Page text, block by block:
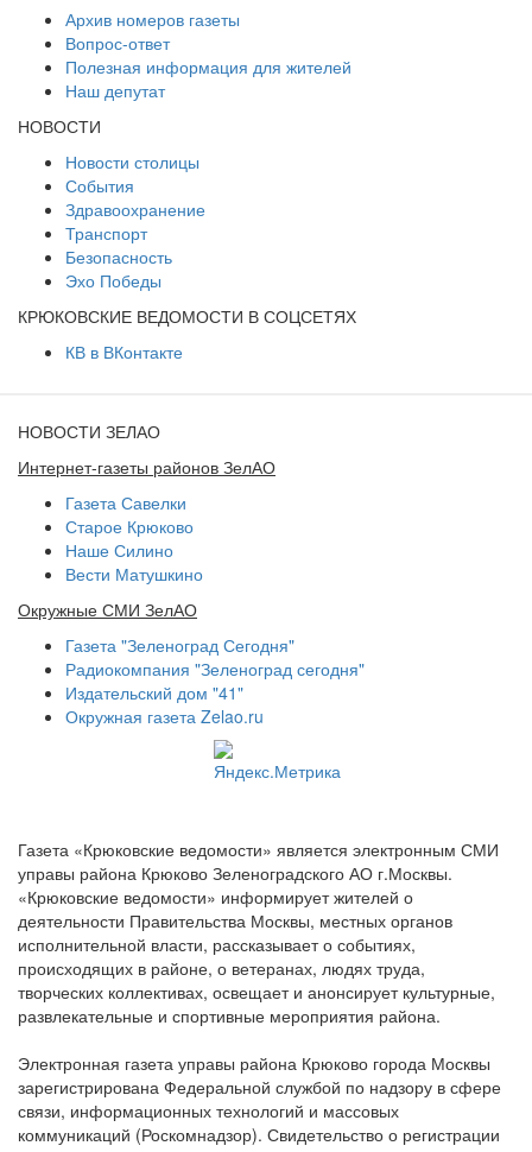
Архив номеров газеты
Вопрос-ответ
Полезная информация для жителей
Наш депутат
НОВОСТИ
Новости столицы
События
Здравоохранение
Транспорт
Безопасность
Эхо Победы
КРЮКОВСКИЕ ВЕДОМОСТИ В СОЦСЕТЯХ
КВ в ВКонтакте
НОВОСТИ ЗЕЛАО
Интернет-газеты районов ЗелАО
Газета Савелки
Старое Крюково
Наше Силино
Вести Матушкино
Окружные СМИ ЗелАО
Газета "Зеленоград Сегодня"
Радиокомпания "Зеленоград сегодня"
Издательский дом "41"
Окружная газета Zelao.ru
Газета «Крюковские ведомости» является электронным СМИ
управы района Крюково Зеленоградского АО г.Москвы.
«Крюковские ведомости» информирует жителей о
деятельности Правительства Москвы, местных органов
исполнительной власти, рассказывает о событиях,
происходящих в районе, о ветеранах, людях труда,
творческих коллективах, освещает и анонсирует культурные,
развлекательные и спортивные мероприятия района.
Электронная газета управы района Крюково города Москвы
зарегистрирована Федеральной службой по надзору в сфере
связи, информационных технологий и массовых
коммуникаций (Роскомнадзор). Свидетельство о регистрации